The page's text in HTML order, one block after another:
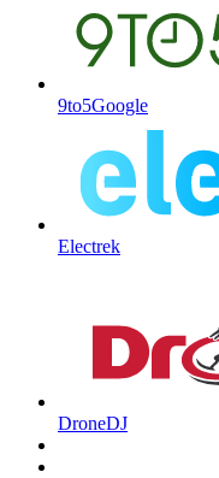
9to5Google
Electrek
DroneDJ